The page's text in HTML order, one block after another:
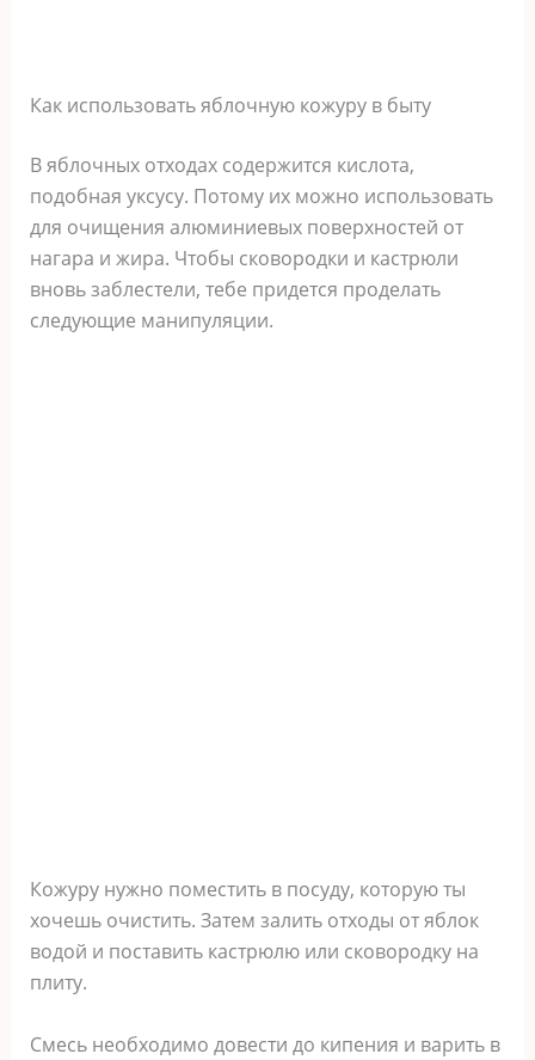
Как использовать яблочную кожуру в быту
В яблочных отходах содержится кислота,
подобная уксусу. Потому их можно использовать
для очищения алюминиевых поверхностей от
нагара и жира. Чтобы сковородки и кастрюли
вновь заблестели, тебе придется проделать
следующие манипуляции.
Кожуру нужно поместить в посуду, которую ты
хочешь очистить. Затем залить отходы от яблок
водой и поставить кастрюлю или сковородку на
плиту.
Смесь необходимо довести до кипения и варить в